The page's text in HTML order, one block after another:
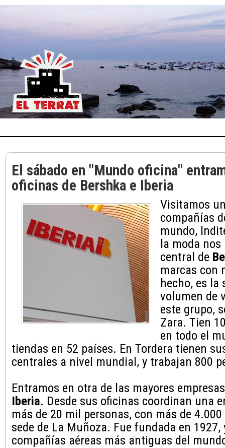
El sábado en "Mundo oficina"
oficinas de Bershka e Iberia
Visitamos
compañías
mundo,
la moda
central de
marcas con
hecho, es la
volumen de
este grupo,
Zara. Tien
en todo el
tiendas en 52 países. En Tordera tienen
centrales a nivel mundial, y trabajan 800
Entramos en otra de las mayores
Iberia. Desde sus oficinas coordinan una
más de 20 mil personas, con más de
sede de La Muñoza. Fue fundada en 1927,
compañías aéreas más antiguas del